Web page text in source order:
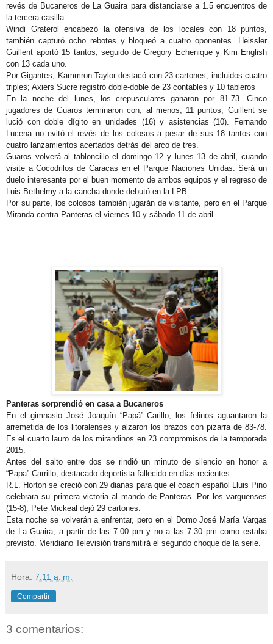
revés de Bucaneros de La Guaira para distanciarse a 1.5 encuentros de
la tercera casilla.
Windi Graterol encabezó la ofensiva de los locales con 18 puntos,
también capturó ocho rebotes y bloqueó a cuatro oponentes. Heissler
Guillent aportó 15 tantos, seguido de Gregory Echenique y Kim English
con 13 cada uno.
Por Gigantes, Kammron Taylor destacó con 23 cartones, incluidos cuatro
triples; Axiers Sucre registró doble-doble de 23 contables y 10 tableros
En la noche del lunes, los crepusculares ganaron por 81-73. Cinco
jugadores de Guaros terminaron con, al menos, 11 puntos; Guillent se
lució con doble dígito en unidades (16) y asistencias (10). Fernando
Lucena no evitó el revés de los colosos a pesar de sus 18 tantos con
cuatro lanzamientos acertados detrás del arco de tres.
Guaros volverá al tabloncillo el domingo 12 y lunes 13 de abril, cuando
visite a Cocodrilos de Caracas en el Parque Naciones Unidas. Será un
duelo interesante por el buen momento de ambos equipos y el regreso de
Luis Bethelmy a la cancha donde debutó en la LPB.
Por su parte, los colosos también jugarán de visitante, pero en el Parque
Miranda contra Panteras el viernes 10 y sábado 11 de abril.
Panteras sorprendió en casa a Bucaneros
En el gimnasio José Joaquín “Papá” Carillo, los felinos aguantaron la
arremetida de los litoralenses y alzaron los brazos con pizarra de 83-78.
Es el cuarto lauro de los mirandinos en 23 compromisos de la temporada
2015.
Antes del salto entre dos se rindió un minuto de silencio en honor a
“Papa” Carrillo, destacado deportista fallecido en días recientes.
R.L. Horton se creció con 29 dianas para que el coach español Lluis Pino
celebrara su primera victoria al mando de Panteras. Por los varguenses
(15-8), Pete Mickeal dejó 29 cartones.
Esta noche se volverán a enfrentar, pero en el Domo José María Vargas
de La Guaira, a partir de las 7:00 pm y no a las 7:30 pm como estaba
previsto. Meridiano Televisión transmitirá el segundo choque de la serie.
Hora: 7:11 a. m.
Compartir
3 comentarios: